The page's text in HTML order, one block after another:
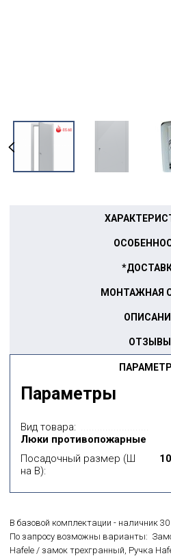
МОНТАЖНАЯ
ОТЗЫВЫ
Параметры
Вид товара:
Люки противопожарные
Посадочный размер (Ш
на В):
В базовой комплектации - наличник
По запросу возможны варианты:
Hafele / замок трехгранный, Ручка